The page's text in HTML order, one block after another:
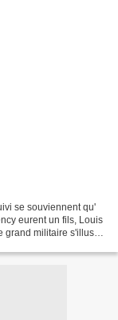
se souviennent qu'
eurent un fils, Louis
militaire s'illustra